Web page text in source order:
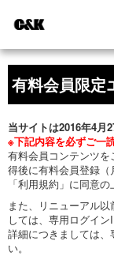
有料会員限定
当サイトは2016年4月
※下記内容を必ずご一
有料会員コンテンツ
得後に有料会員登録（
「利用規約」に同意
また、リニューアル
しては、専用ログイン
詳細につきましては
い。